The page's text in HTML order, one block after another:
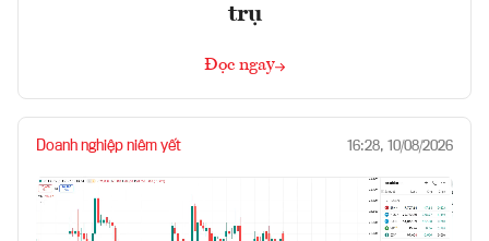
trụ
Đọc ngay
Doanh nghiệp niêm yết 16:28, 10/08/2026